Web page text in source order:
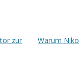
zur
Warum